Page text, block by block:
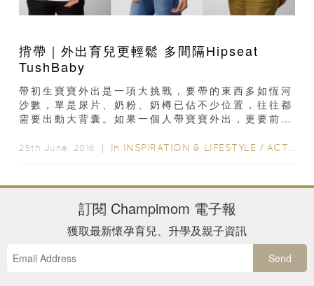
揹帶｜外出育兒更輕鬆 多間隔Hipseat
TushBaby
帶初生寶寶外出是一項大挑戰，要帶的東西多如恆河
沙數，單是尿片、奶粉、奶樽已佔不少位置，往往都
需要出動大背囊。如果一個人帶寶寶外出，更要前面
25th June, 2018 ｜ In INSPIRATION & LIFESTYLE / ACTIVITY & GEAR
訂閱 Champimom 電子報
獲取最新懷孕育兒、升學及親子資訊
Send